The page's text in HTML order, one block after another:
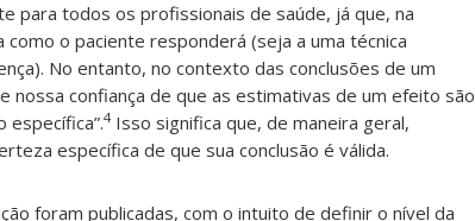
para todos os profissionais de saúde, já que, na
o paciente responderá (seja a uma técnica
No entanto, no contexto das conclusões de um
confiança de que as estimativas de um efeito são
específica”.4Isso significa que, de maneira geral,
específica de que sua conclusão é válida.
foram publicadas, com o intuito de definir o nível da